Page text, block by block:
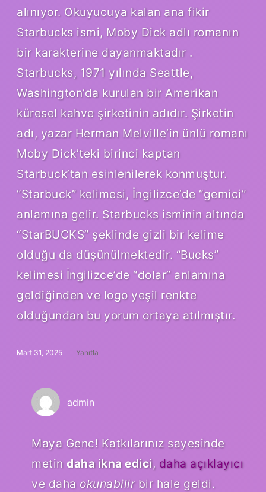
alınıyor. Okuyucuya kalan ana fikir
Starbucks ismi, Moby Dick adlı romanın
bir karakterine dayanmaktadır .
Starbucks, 1971 yılında Seattle,
Washington’da kurulan bir Amerikan
küresel kahve şirketinin adıdır. Şirketin
adı, yazar Herman Melville’in ünlü romanı
Moby Dick’teki birinci kaptan
Starbuck’tan esinlenilerek konmuştur.
“Starbuck” kelimesi, İngilizce’de “gemici”
anlamına gelir. Starbucks isminin altında
“StarBUCKS” şeklinde gizli bir kelime
olduğu da düşünülmektedir. “Bucks”
kelimesi İngilizce’de “dolar” anlamına
geldiğinden ve logo yeşil renkte
olduğundan bu yorum ortaya atılmıştır.
Mart 31, 2025 Yanıtla
admin
Maya Genc! Katkılarınız sayesinde
metin daha ikna edici, daha açıklayıcı
ve daha okunabilirbir hale geldi.